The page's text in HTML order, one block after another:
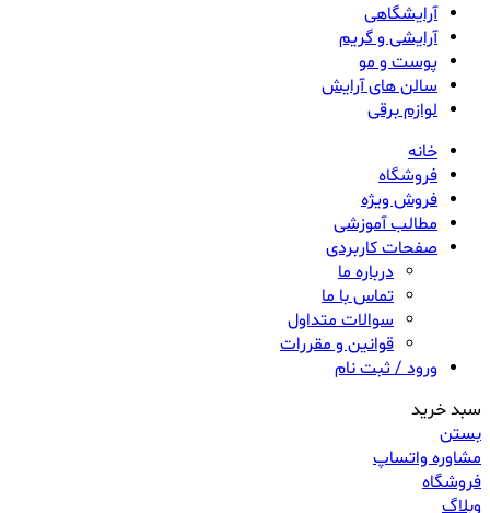
آرایشگاهی
آرایشی و گریم
پوست و مو
سالن های آرایش
لوازم برقی
خانه
فروشگاه
فروش ویژه
مطالب آموزشی
صفحات کاربردی
درباره ما
تماس با ما
سوالات متداول
قوانین و مقررات
ورود / ثبت نام
سبد خرید
بستن
مشاوره واتساپ
فروشگاه
وبلاگ